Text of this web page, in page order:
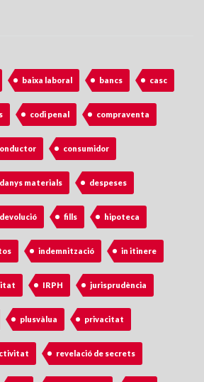
baixa laboral bancs casc
codi penal compraventa
consumidor
danys materials despeses
devolució fills hipoteca
indemnització in itinere
IRPH jurisprudència
plusvàlua privacitat
revelació de secrets